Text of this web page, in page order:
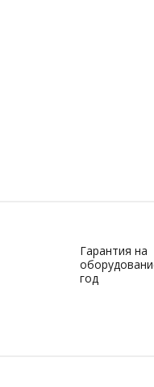
Гарантия на
год